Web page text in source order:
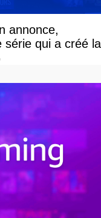
annonce,
série qui a créé la